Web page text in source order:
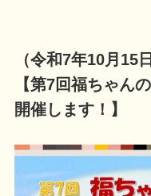
（令和7年10月15
【第7回福ちゃん
開催します！】